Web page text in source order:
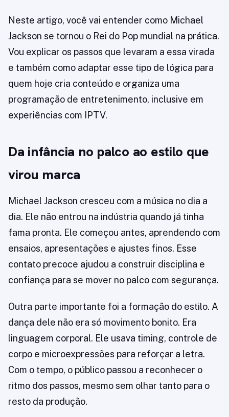
Neste artigo, você vai entender como Michael
Jackson se tornou o Rei do Pop mundial na prática.
Vou explicar os passos que levaram a essa virada
e também como adaptar esse tipo de lógica para
quem hoje cria conteúdo e organiza uma
programação de entretenimento, inclusive em
experiências com IPTV.
Da infância no palco ao estilo que
virou marca
Michael Jackson cresceu com a música no dia a
dia. Ele não entrou na indústria quando já tinha
fama pronta. Ele começou antes, aprendendo com
ensaios, apresentações e ajustes finos. Esse
contato precoce ajudou a construir disciplina e
confiança para se mover no palco com segurança.
Outra parte importante foi a formação do estilo. A
dança dele não era só movimento bonito. Era
linguagem corporal. Ele usava timing, controle de
corpo e microexpressões para reforçar a letra.
Com o tempo, o público passou a reconhecer o
ritmo dos passos, mesmo sem olhar tanto para o
resto da produção.